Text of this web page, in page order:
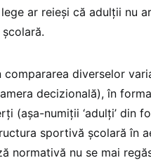
ar reieși că adulții nu
compararea diverselor
decizională), în
(aşa-numiţii ‘adulţi’ din
sportivă şcolară în
normativă nu se mai